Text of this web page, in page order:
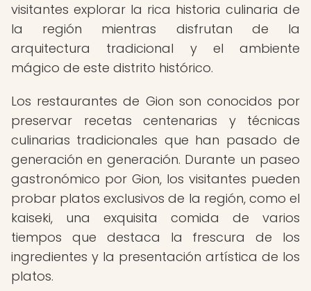
visitantes explorar la rica historia culinaria de
la región mientras disfrutan de la
arquitectura tradicional y el ambiente
mágico de este distrito histórico.
Los restaurantes de Gion son conocidos por
preservar recetas centenarias y técnicas
culinarias tradicionales que han pasado de
generación en generación. Durante un paseo
gastronómico por Gion, los visitantes pueden
probar platos exclusivos de la región, como el
kaiseki, una exquisita comida de varios
tiempos que destaca la frescura de los
ingredientes y la presentación artística de los
platos.